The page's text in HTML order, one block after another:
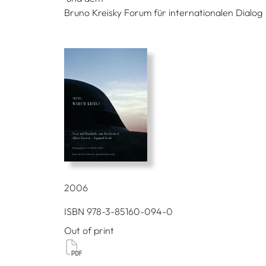
Bruno Kreisky Forum für internationalen Dialog
2006
ISBN 978-3-85160-094-0
Out of print